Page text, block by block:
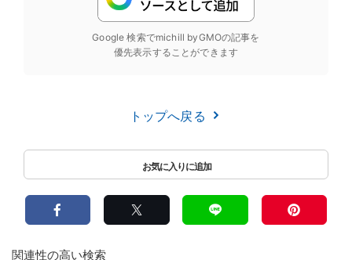
Google 検索でmichill byGMOの記事を
優先表示することができます
トップへ戻る